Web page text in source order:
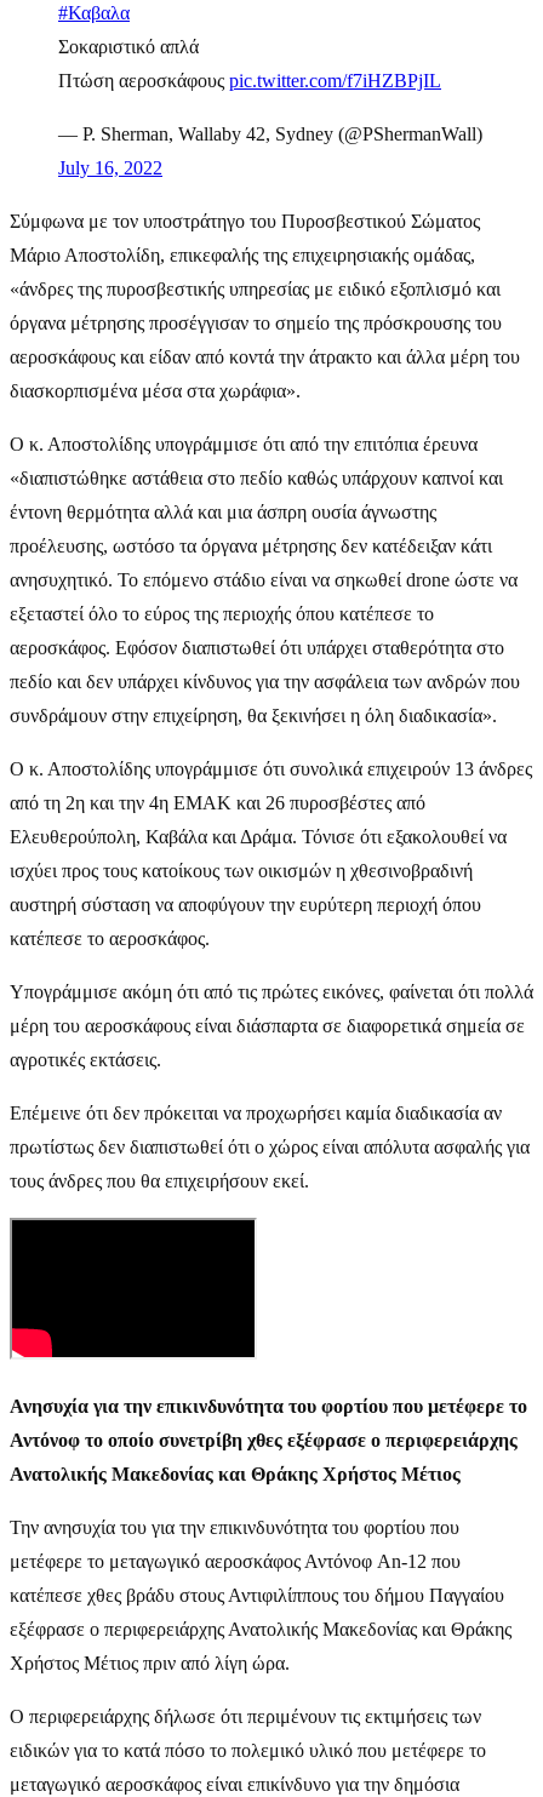
#Καβαλα
Σοκαριστικό απλά
Πτώση αεροσκάφους pic.twitter.com/f7iHZBPjIL
— P. Sherman, Wallaby 42, Sydney (@PShermanWall)
July 16, 2022
Σύμφωνα με τον υποστράτηγο του Πυροσβεστικού Σώματος
Μάριο Αποστολίδη, επικεφαλής της επιχειρησιακής ομάδας,
«άνδρες της πυροσβεστικής υπηρεσίας με ειδικό εξοπλισμό και
όργανα μέτρησης προσέγγισαν το σημείο της πρόσκρουσης του
αεροσκάφους και είδαν από κοντά την άτρακτο και άλλα μέρη του
διασκορπισμένα μέσα στα χωράφια».
Ο κ. Αποστολίδης υπογράμμισε ότι από την επιτόπια έρευνα
«διαπιστώθηκε αστάθεια στο πεδίο καθώς υπάρχουν καπνοί και
έντονη θερμότητα αλλά και μια άσπρη ουσία άγνωστης
προέλευσης, ωστόσο τα όργανα μέτρησης δεν κατέδειξαν κάτι
ανησυχητικό. Το επόμενο στάδιο είναι να σηκωθεί drone ώστε να
εξεταστεί όλο το εύρος της περιοχής όπου κατέπεσε το
αεροσκάφος. Εφόσον διαπιστωθεί ότι υπάρχει σταθερότητα στο
πεδίο και δεν υπάρχει κίνδυνος για την ασφάλεια των ανδρών που
συνδράμουν στην επιχείρηση, θα ξεκινήσει η όλη διαδικασία».
Ο κ. Αποστολίδης υπογράμμισε ότι συνολικά επιχειρούν 13 άνδρες
από τη 2η και την 4η ΕΜΑΚ και 26 πυροσβέστες από
Ελευθερούπολη, Καβάλα και Δράμα. Τόνισε ότι εξακολουθεί να
ισχύει προς τους κατοίκους των οικισμών η χθεσινοβραδινή
αυστηρή σύσταση να αποφύγουν την ευρύτερη περιοχή όπου
κατέπεσε το αεροσκάφος.
Υπογράμμισε ακόμη ότι από τις πρώτες εικόνες, φαίνεται ότι πολλά
μέρη του αεροσκάφους είναι διάσπαρτα σε διαφορετικά σημεία σε
αγροτικές εκτάσεις.
Επέμεινε ότι δεν πρόκειται να προχωρήσει καμία διαδικασία αν
πρωτίστως δεν διαπιστωθεί ότι ο χώρος είναι απόλυτα ασφαλής για
τους άνδρες που θα επιχειρήσουν εκεί.
Ανησυχία για την επικινδυνότητα του φορτίου που μετέφερε το
Αντόνοφ το οποίο συνετρίβη χθες εξέφρασε ο περιφερειάρχης
Ανατολικής Μακεδονίας και Θράκης Χρήστος Μέτιος
Την ανησυχία του για την επικινδυνότητα του φορτίου που
μετέφερε το μεταγωγικό αεροσκάφος Αντόνοφ An-12 που
κατέπεσε χθες βράδυ στους Αντιφιλίππους του δήμου Παγγαίου
εξέφρασε ο περιφερειάρχης Ανατολικής Μακεδονίας και Θράκης
Χρήστος Μέτιος πριν από λίγη ώρα.
Ο περιφερειάρχης δήλωσε ότι περιμένουν τις εκτιμήσεις των
ειδικών για το κατά πόσο το πολεμικό υλικό που μετέφερε το
μεταγωγικό αεροσκάφος είναι επικίνδυνο για την δημόσια